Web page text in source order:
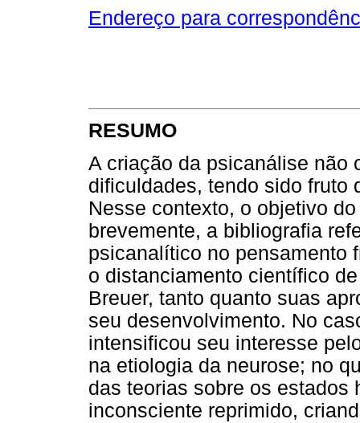
Endereço para
RESUMO
A criação da psicanálise não
dificuldades, tendo sido fruto
Nesse contexto, o objetivo
brevemente, a bibliografia
psicanalítico no pensamento
o distanciamento científico
Breuer, tanto quanto suas
seu desenvolvimento. No
intensificou seu interesse
na etiologia da neurose; no
das teorias sobre os estados
inconsciente reprimido,